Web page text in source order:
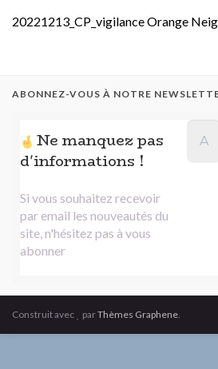
20221213_CP_vigilance Orange
ABONNEZ-VOUS À NOTRE
Ne manquez pas
d'informations !
Si vous souhaitez recevoir
par email les nouveautés du
site, n'hésitez pas à vous
abonner
Construit avec parThèmes Graphene.